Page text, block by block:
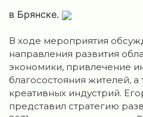
в Брянске.
В ходе мероприятия
направления развития
экономики, привлечение
благосостояния жителей, а
креативных индустрий.
представил стратегию